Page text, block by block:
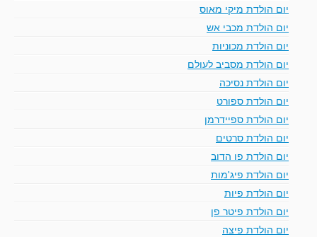
יום הולדת מיקי מאוס
יום הולדת מכבי אש
יום הולדת מכוניות
יום הולדת מסביב לעולם
יום הולדת נסיכה
יום הולדת ספורט
יום הולדת ספיידרמן
יום הולדת סרטים
יום הולדת פו הדוב
יום הולדת פיג'מות
יום הולדת פיות
יום הולדת פיטר פן
יום הולדת פיצה